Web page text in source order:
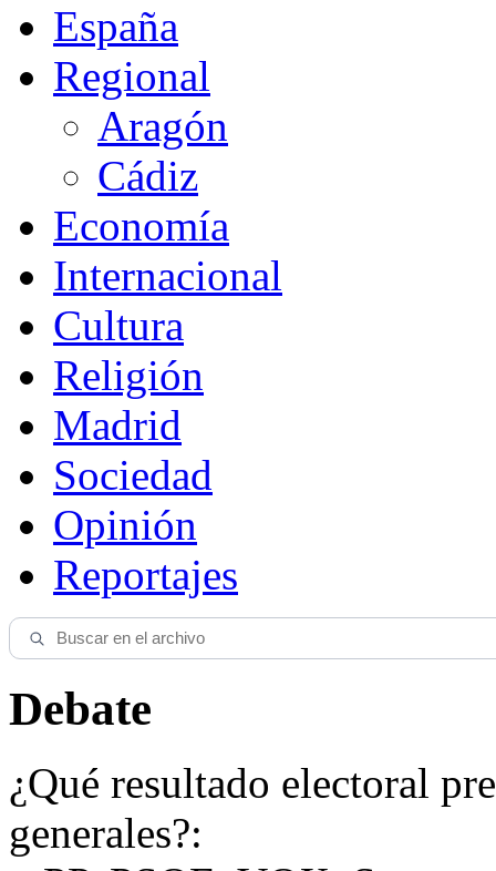
España
Regional
Aragón
Cádiz
Economía
Internacional
Cultura
Religión
Madrid
Sociedad
Opinión
Reportajes
Debate
¿Qué resultado electoral
generales?: